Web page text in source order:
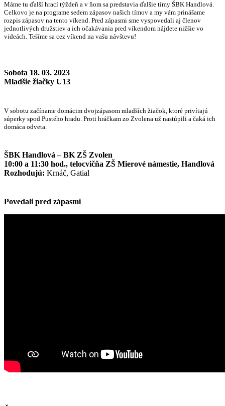
Máme tu ďalší hrací týždeň a v ňom sa predstavia ďalšie tímy ŠBK Handlová.
Celkovo je na programe sedem zápasov našich tímov a my vám prinášame
rozpis zápasov na tento víkend. Pred zápasmi sme vyspovedali aj členov
jednotlivých družstiev a ich očakávania pred víkendom nájdete nižšie vo
videách. Tešíme sa cez víkend na vašu návštevu!
Sobota 18. 03. 2023
Mladšie žiačky U13
V sobotu začíname domácim dvojzápasom mladších žiačok, ktoré privítajú
súperky spod Pustého hradu. Proti hráčkam zo Zvolena už nastúpili a čaká ich
domáca odveta.
ŠBK Handlová – BK ZŠ Zvolen
10:00 a 11:30 hod., telocvičňa ZŠ Mierové námestie, Handlová
Rozhodujú: Krnáč, Gatial
Povedali pred zápasmi